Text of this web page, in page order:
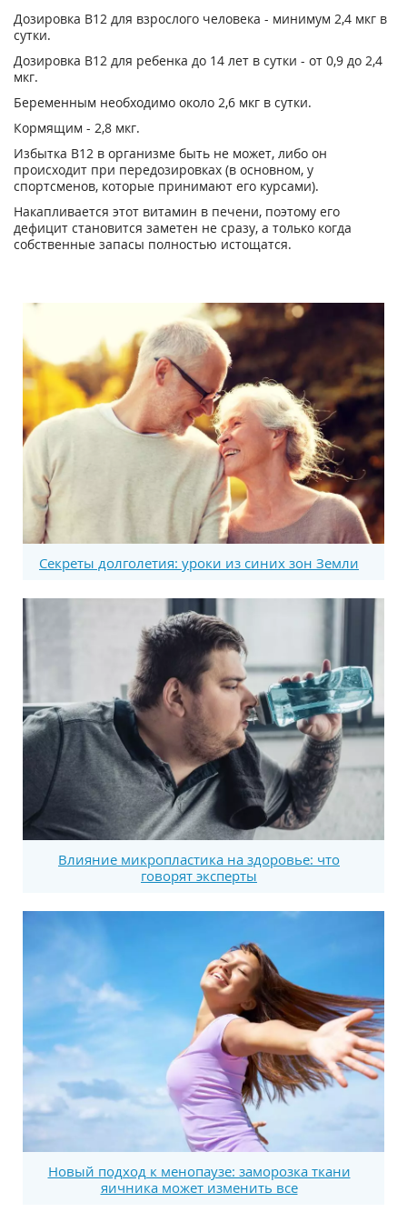
Дозировка В12 для взрослого человека - минимум 2,4 мкг в
сутки.
Дозировка В12 для ребенка до 14 лет в сутки - от 0,9 до 2,4
мкг.
Беременным необходимо около 2,6 мкг в сутки.
Кормящим - 2,8 мкг.
Избытка В12 в организме быть не может, либо он
происходит при передозировках (в основном, у
спортсменов, которые принимают его курсами).
Накапливается этот витамин в печени, поэтому его
дефицит становится заметен не сразу, а только когда
собственные запасы полностью истощатся.
Секреты долголетия: уроки из синих зон Земли
Влияние микропластика на здоровье: что
говорят эксперты
Новый подход к менопаузе: заморозка ткани
яичника может изменить все